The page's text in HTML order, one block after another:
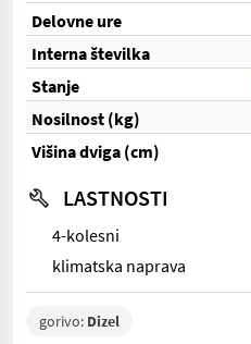
Delovne ure
Interna številka
Stanje
Nosilnost (kg)
Višina dviga (cm)
LASTNOSTI
4-kolesni
klimatska naprava
gorivo: Dizel